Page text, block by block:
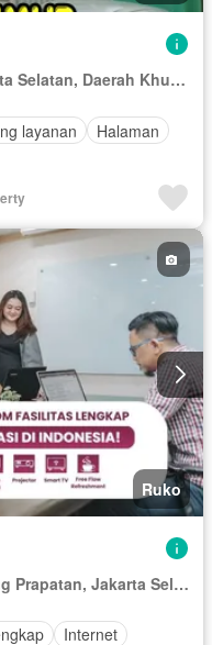
RW 02, Tebet Timur, Tebet, Jakarta Selatan, Daerah Khusus Ibukota Jakarta
layanan
Halaman
Ruko
RW 02, Kuningan Barat, Mampang Prapatan, Jakarta Selatan, Daerah Khusus Ibukota Jakarta
Internet